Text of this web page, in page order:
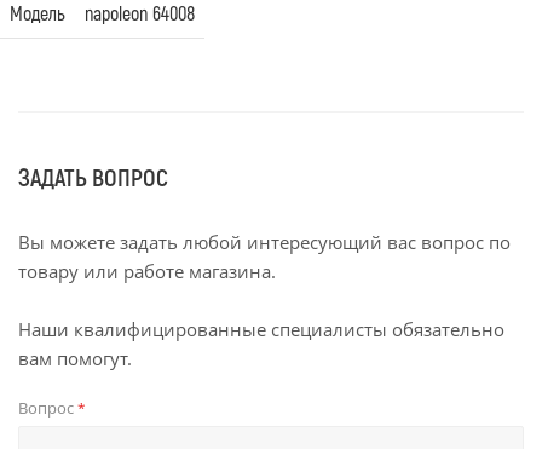
Модель napoleon 64008
ЗАДАТЬ ВОПРОС
Вы можете задать любой интересующий вас вопрос по
товару или работе магазина.
Наши квалифицированные специалисты обязательно
вам помогут.
Вопрос*